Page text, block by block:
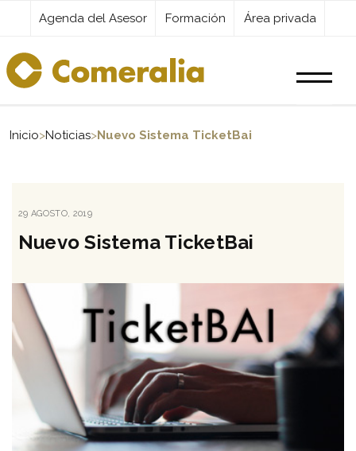
Agenda del Asesor Formación Área privada
Productos
Destacados
Actualidad
Kit Digital
Contacto
[searchwp_form id=1]
Inicio>Noticias>Nuevo Sistema TicketBai
PUBLICADO
29 AGOSTO, 2019
Nuevo Sistema TicketBai